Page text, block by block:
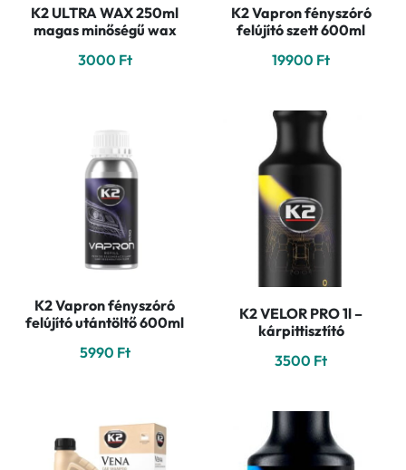
K2 ULTRA WAX 250ml
magas minőségű wax
3000 Ft
K2 Vapron fényszóró
felújító szett 600ml
19900 Ft
K2 Vapron fényszóró
felújító utántöltő 600ml
5990 Ft
K2 VELOR PRO 1l –
kárpittisztító
3500 Ft